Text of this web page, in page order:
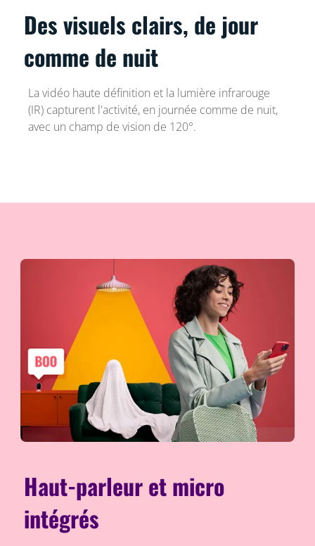
Des visuels clairs, de jour
comme de nuit
La vidéo haute définition et la lumière infrarouge
(IR) capturent l'activité, en journée comme de nuit,
avec un champ de vision de 120°.
Haut-parleur et micro
intégrés